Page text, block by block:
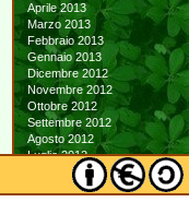
Aprile 2013
Marzo 2013
Febbraio 2013
Gennaio 2013
Dicembre 2012
Novembre 2012
Ottobre 2012
Settembre 2012
Agosto 2012
Luglio 2012
Giugno 2012
Maggio 2012